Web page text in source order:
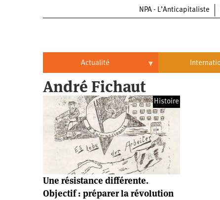
NPA - L’Anticapitaliste
Actualité
Actualité
Politique
Entreprises
Entreprises
Automobile
Aéronautique
Oppressions
Oppressions
Antiracisme
Économie
Écologie
Brésil
Chine
États-
Unis
Continents
André Fichaut
Histoire
Une résistance différente.
Objectif : préparer la révolution